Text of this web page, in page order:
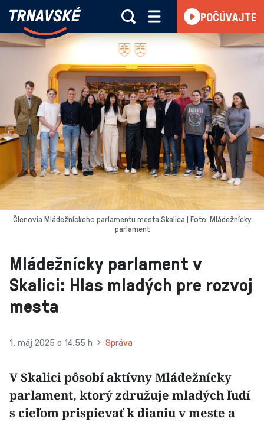
Skočiť na obsah
Trnavské
-
čo
sa
deje
kraji
POČÚVAJTE
Mládežnícky parlament v
Skalici: Hlas mladých pre rozvoj
mesta
1. máj 2025 o 14.55 h Správa
V Skalici pôsobí aktívny Mládežnícky
parlament, ktorý združuje mladých ľudí
s cieľom prispievať k dianiu v meste a
Členovia Mládežníckeho parlamentu mesta Skalica | Foto: Mládežnícky
parlament